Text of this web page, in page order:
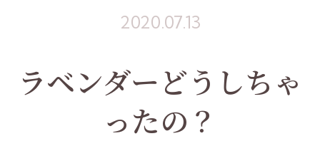
2020.07.13
ラベンダーどうしちゃ
ったの？